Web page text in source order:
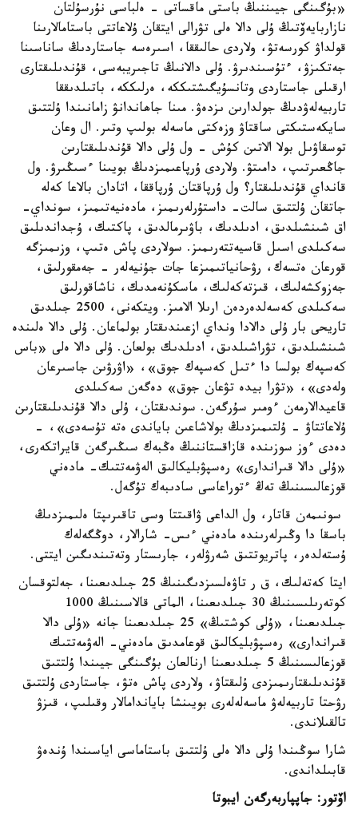
«بۇگىنگى جيىننىڭ باستى ماقساتى - ەلباسى نۇرسۇلتان
نازاربايەۆتىڭ ۇلى دالا ەلى تۋرالى ايتقان ۇلاعاتتى باستامالارىنا
قولداۋ كورسەتۋ، ولاردى حالىققا، اسىرەسە جاستاردىڭ ساناسىنا
جەتكىزۋ، ءتۇسىندىرۋ. ۇلى دالانىڭ تاجىريبەسى، قۇندىلىقتارى
ارقىلى جاستاردى وتانسۇيگىشتىككە، ەرلىككە، باتىلدىققا
تاربيەلەۋدىڭ جولدارىن ىزدەۋ. مىنا جاھاندانۋ زامانىندا ۇلتتىق
سايكەستىكتى ساقتاۋ وزەكتى ماسەلە بولىپ وتىر. ال وعان
توسقاۋىل بولا الاتىن كۇش - ول ۇلى دالا قۇندىلىقتارىن
جاڭعىرتىپ، دامىتۋ. ولاردى ۇرپاعىمىزدىڭ بويىنا ءسىڭىرۋ. ول
قانداي قۇندىلىقتار؟ ول ۇرپاقتان ۇرپاققا، اتادان بالاعا كەلە
جاتقان ۇلتتىق سالت- داستۇرلەرىمىز، مادەنيەتىمىز، سونداي-
اق شىنشىلدىق، ادىلدىك، باۋىرمالدىق، پاكتىك، ۇجداندىلىق
سەكىلدى اسىل قاسيەتتەرىمىز. سولاردى پاش ەتىپ، وزىمىزگە
قورعان ەتسەك، رۋحانياتىمىزعا جات جۇنيەلەر - جەمقورلىق،
جەزوكشەلىك، قىزتەكەلىك، ماسكۇنەمدىك، ناشاقورلىق
سەكىلدى كەسەلدەردەن ارىلا الامىز. ويتكەنى، 2500 جىلدىق
تاريحى بار ۇلى دالادا ونداي ازعىندىقتار بولماعان. ۇلى دالا ەلىندە
شىنشىلدىق، تۋراشىلدىق، ادىلدىك بولعان. ۇلى دالا ەلى «باس
كەسپەك بولسا دا ءتىل كەسپەك جوق»، «اۋرۋىن جاسىرعان
ولەدى»، «تۋرا بيدە تۋعان جوق» دەگەن سەكىلدى
قاعيدالارمەن ءومىر سۇرگەن. سوندىقتان، ۇلى دالا قۇندىلىقتارىن
ۇلاعاتتاۋ - ۇلتىمىزدىڭ بولاشاعىن باياندى ەتە تۇسەدى»، -
دەدى ءوز سوزىندە قازاقستاننىڭ ەڭبەك سىڭىرگەن قايراتكەرى،
«ۇلى دالا قىراندارى» رەسپۋبليكالىق الەۋمەتتىك- مادەني
قوزعالىسىنىڭ تەڭ ءتوراعاسى سادىبەك تۇگەل.
سونىمەن قاتار، ول الداعى ۋاقىتتا وسى تاقىرىپتا ەلىمىزدىڭ
باسقا دا وڭىرلەرىندە مادەني ءىس- شارالار، دوڭگەلەك
ۇستەلدەر، پاتريوتتىق شەرۋلەر، جارىستار وتەتىندىگىن ايتتى.
ايتا كەتەلىك، ق ر تاۋەلسىزدىگىنىڭ 25 جىلدىعىنا، جەلتوقسان
كوتەرىلىسىنىڭ 30 جىلدىعىنا، الماتى قالاسىنىڭ 1000
جىلدىعىنا، «ۇلى كوشتىڭ» 25 جىلدىعىنا جانە «ۇلى دالا
قىراندارى» رەسپۋبليكالىق قوعامدىق مادەني- الەۋمەتتىك
قوزعالىسىنىڭ 5 جىلدىعىنا ارنالعان بۇگىنگى جيىندا ۇلتتىق
قۇندىلىقتارىمىزدى ۇلىقتاۋ، ولاردى پاش ەتۋ، جاستاردى ۇلتتىق
رۋحتا تاربيەلەۋ ماسەلەلەرى بويىنشا باياندامالار وقىلىپ، قىزۋ
تالقىلاندى.
شارا سوڭىندا ۇلى دالا ەلى ۇلتتىق باستاماسى اياسىندا ۇندەۋ
قابىلداندى.
اۆتور: جاپپاربەرگەن ايبوتا